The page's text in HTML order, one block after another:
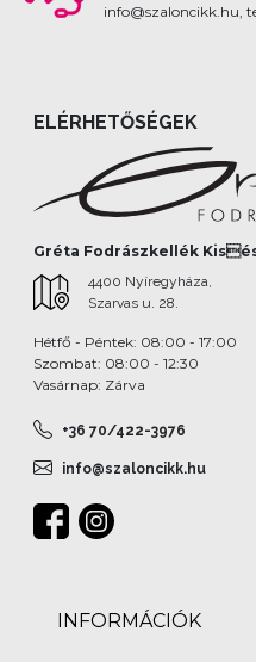
info@szaloncikk.hu,
ELÉRHETŐSÉGEK
Gréta Fodrászkellék
4400 Nyíregyháza,
Szarvas u. 28.
Hétfő - Péntek: 08:00 - 17:00
Szombat: 08:00 - 12:30
Vasárnap: Zárva
+36 70/422-3976
info@szaloncikk.hu
INFORMÁCIÓK